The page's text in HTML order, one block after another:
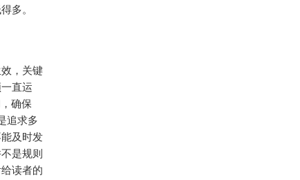
多。
，关键
直运
确保
追求多
及时发
是规则
读者的